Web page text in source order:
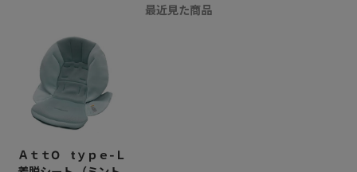
最近見た商品
ＡｔｔO tｙｐｅ-Ｌ